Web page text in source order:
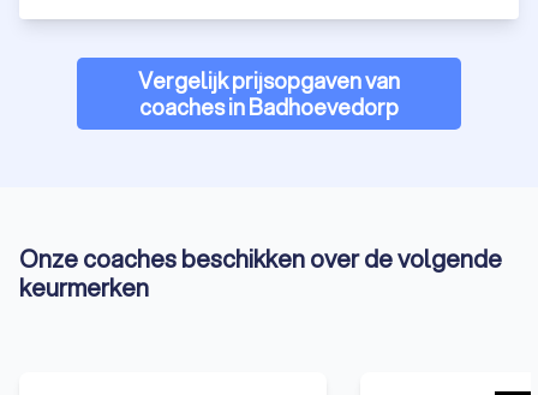
Vergelijk prijsopgaven van
coaches in Badhoevedorp
Onze coaches beschikken over de volgende
keurmerken